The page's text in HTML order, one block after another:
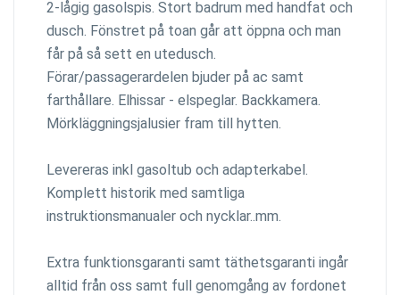
2-lågig gasolspis. Stort badrum med handfat och
dusch. Fönstret på toan går att öppna och man
får på så sett en utedusch.
Förar/passagerardelen bjuder på ac samt
farthållare. Elhissar - elspeglar. Backkamera.
Mörkläggningsjalusier fram till hytten.
Levereras inkl gasoltub och adapterkabel.
Komplett historik med samtliga
instruktionsmanualer och nycklar..mm.
Extra funktionsgaranti samt täthetsgaranti ingår
alltid från oss samt full genomgång av fordonet